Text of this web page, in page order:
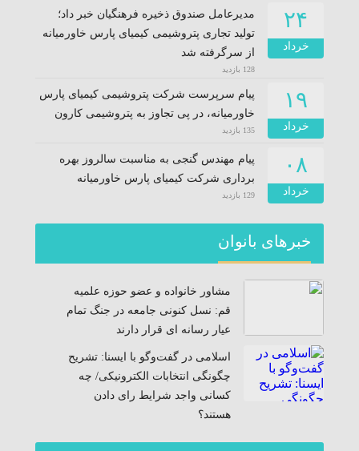
۲۴
خرداد
مدیرعامل صندوق ذخیره فرهنگیان خبر داد؛
تولید تجاری پتروشیمی کیمیای پارس خاورمیانه
از سرگرفته شد
128 بازدید
۱۹
خرداد
پیام سرپرست شرکت پتروشیمی کیمیای پارس
خاورمیانه، در پی تجاوز به پتروشیمی کارون
135 بازدید
۰۸
خرداد
پیام مهندس گنجی به مناسبت سالروز بهره
برداری شرکت کیمیای پارس خاورمیانه
129 بازدید
خبرهای بانوان
مشاور خانواده و عضو حوزه علمیه
قم: نسل کنونی جامعه در جنگ تمام
عیار رسانه ای قرار دارند
اسلامی در گفت‌وگو با ایسنا: تشریح
چگونگی انتخابات الکترونیکی/ چه
کسانی واجد شرایط رای دادن
هستند؟